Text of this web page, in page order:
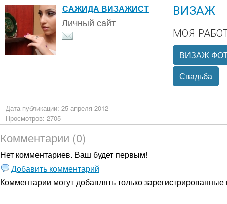
САЖИДА ВИЗАЖИСТ
Личный сайт
ВИЗАЖ
МОЯ
ВИЗАЖ
Свадьба
Дата публикации: 25 апреля 2012
Просмотров: 2705
Комментарии (0)
Нет комментариев. Ваш будет первым!
Добавить комментарий
Комментарии могут добавлять толькозарегистрированные